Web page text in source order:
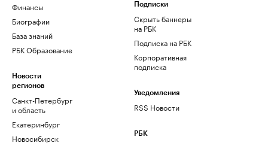
Финансы
Биографии
База знаний
РБК Образование
Новости
регионов
Санкт-Петербург
и область
Екатеринбург
Новосибирск
Подписки
Скрыть баннеры
на РБК
Подписка на РБК
Корпоративная
подписка
Уведомления
RSS Новости
РБК